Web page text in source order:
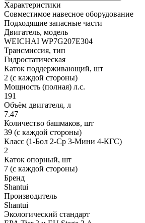
Характеристики
Совместимое навесное оборудование
Подходящие запасные части
Двигатель, модель
WEICHAI WP7G207E304
Трансмиссия, тип
Гидростатическая
Каток поддерживающий, шт
2 (с каждой стороны)
Мощность (полная) л.с.
191
Объём двигателя, л
7.47
Количество башмаков, шт
39 (с каждой стороны)
Класс (1-Бол 2-Ср 3-Мини 4-КГС)
2
Каток опорный, шт
7 (с каждой стороны)
Бренд
Shantui
Производитель
Shantui
Экологический стандарт